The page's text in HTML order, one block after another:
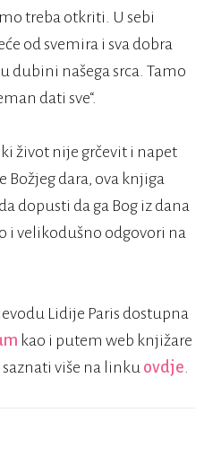
treba otkriti. U sebi
od svemira i sva dobra
dubini našega srca. Tamo
dati sve“.
život nije grčevit i napet
Božjeg dara, ova knjiga
dopusti da ga Bog iz dana
i velikodušno odgovori na
Lidije Paris dostupna
kao i putem web knjižare
više na linku ovdje.